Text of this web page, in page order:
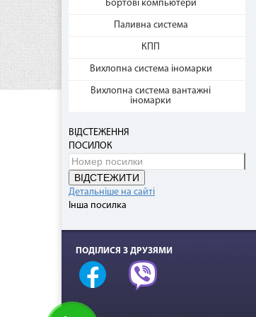
Бортові компьютери
Паливна система
КПП
Вихлопна система іномарки
Вихлопна система вантажні
іномарки
ВІДСТЕЖЕННЯ
ПОСИЛОК
ВІДСТЕЖИТИ
Детальніше на сайті
Інша посилка
ПОДІЛИСЯ З ДРУЗЯМИ